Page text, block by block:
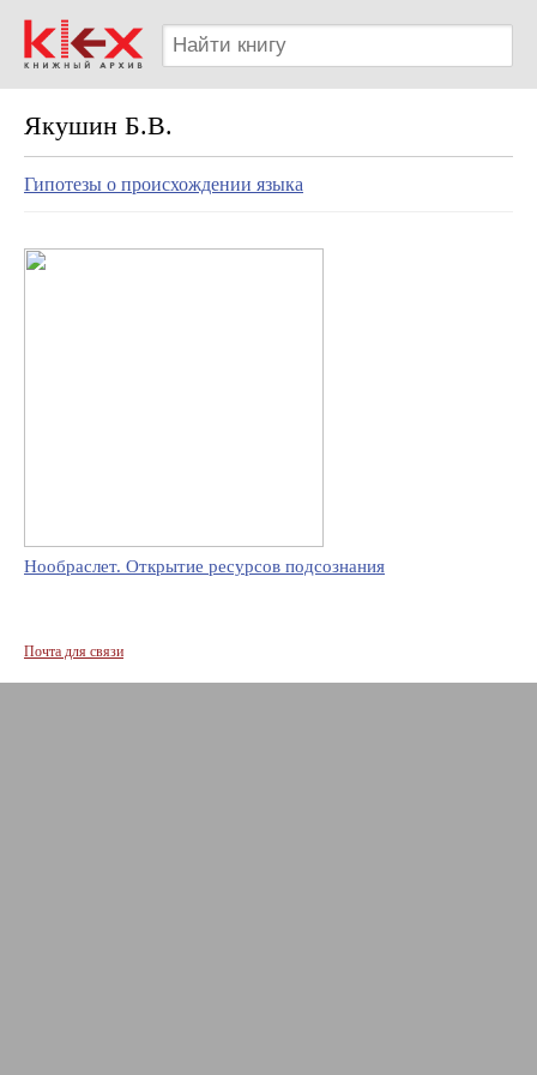
Якушин Б.В.
Гипотезы о происхождении языка
Нообраслет. Открытие ресурсов подсознания
Почта для связи